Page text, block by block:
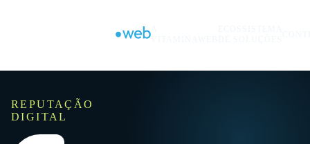
REPUTAÇÃO
DIGITAL